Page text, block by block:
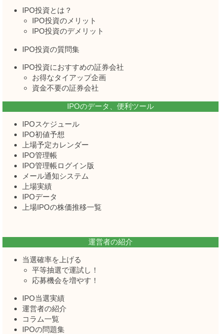
IPO投資とは？
IPO投資のメリット
IPO投資のデメリット
IPO投資の質問集
IPO投資におすすめの証券会社
お得なタイアップ企画
資金不要の証券会社
IPOのデータ、便利ツール
IPOスケジュール
IPO初値予想
上場予定カレンダー
IPO管理帳
IPO管理帳ログイン版
メール通知システム
上場実績
IPOデータ
上場IPOの株価推移一覧
運営者の紹介
当選確率を上げる
平等抽選で運試し！
応募機会を増やす！
IPO当選実績
運営者の紹介
コラム一覧
IPOの問題集